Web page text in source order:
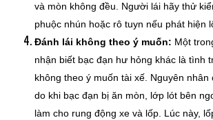
và mòn không đều. Người lái hãy thử
phuộc nhún hoặc rô tuyn nếu phát hiện
Đánh lái không theo ý muốn: Một
nhận biết bạc đạn hư hỏng khác là tình
không theo ý muốn tài xế. Nguyên nhân
do khi bạc đạn bị ăn mòn, lớp lót bên
làm cho rung động xe và lốp. Lúc này,